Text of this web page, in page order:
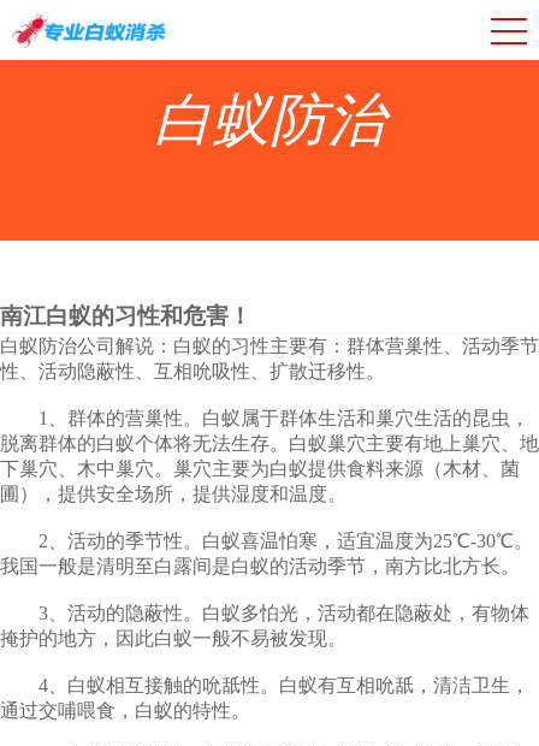
白蚁防治
南江白蚁的习性和危害！
白蚁防治公司解说：白蚁的习性主要有：群体营巢性、活动季节
性、活动隐蔽性、互相吮吸性、扩散迁移性。
1、群体的营巢性。白蚁属于群体生活和巢穴生活的昆虫，
脱离群体的白蚁个体将无法生存。白蚁巢穴主要有地上巢穴、地
下巢穴、木中巢穴。巢穴主要为白蚁提供食料来源（木材、菌
圃），提供安全场所，提供湿度和温度。
2、活动的季节性。白蚁喜温怕寒，适宜温度为25℃-30℃。
我国一般是清明至白露间是白蚁的活动季节，南方比北方长。
3、活动的隐蔽性。白蚁多怕光，活动都在隐蔽处，有物体
掩护的地方，因此白蚁一般不易被发现。
4、白蚁相互接触的吮舐性。白蚁有互相吮舐，清洁卫生，
通过交哺喂食，白蚁的特性。